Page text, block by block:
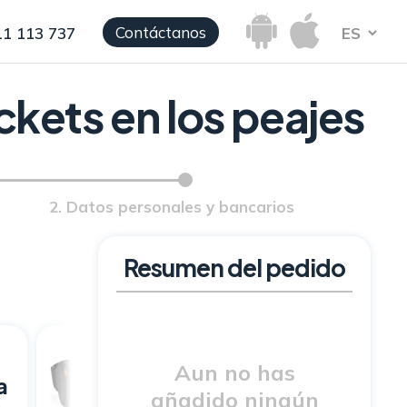
113 737 Contáctanos
en los peajes
2. Datos personales y bancarios
Pack Moto:
Via-T +
Resumen del pedido
Aun no has
añadido ningún